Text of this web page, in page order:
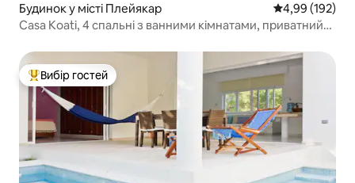
Будинок у місті Плейякар Середня
4,99 (192)
Casa Koati, 4 спальні з ванними кімнатами, приватний
Топ вибір гостей
Вибір гостей